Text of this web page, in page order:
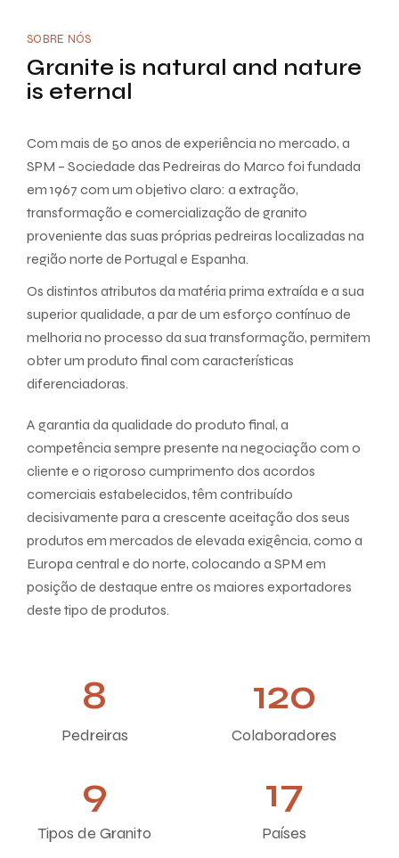
SOBRE NÓS
Granite is natural and nature
is eternal
Com mais de 50 anos de experiência no mercado, a
SPM – Sociedade das Pedreiras do Marco foi fundada
em 1967 com um objetivo claro: a extração,
transformação e comercialização de granito
proveniente das suas próprias pedreiras localizadas na
região norte de Portugal e Espanha.
Os distintos atributos da matéria prima extraída e a sua
superior qualidade, a par de um esforço contínuo de
melhoria no processo da sua transformação, permitem
obter um produto final com características
diferenciadoras.
A garantia da qualidade do produto final, a
competência sempre presente na negociação com o
cliente e o rigoroso cumprimento dos acordos
comerciais estabelecidos, têm contribuído
decisivamente para a crescente aceitação dos seus
produtos em mercados de elevada exigência, como a
Europa central e do norte, colocando a SPM em
posição de destaque entre os maiores exportadores
deste tipo de produtos.
Pedreiras
8
Colaboradores
120
Tipos de Granito
9
Países
17